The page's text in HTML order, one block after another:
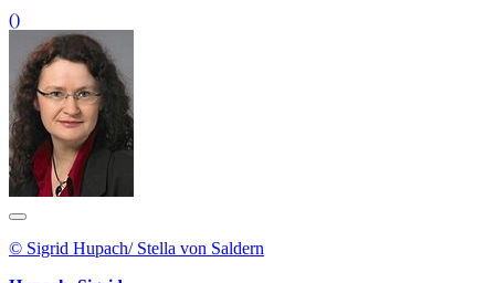
()
© Sigrid Hupach/ Stella von Saldern